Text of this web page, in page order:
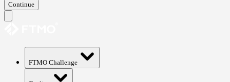
Continue
FTMO Challenge